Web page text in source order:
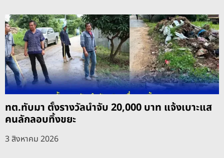
ทต.ทับมา ตั้งรางวัลนำจับ 20,000 บาท แจ้งเบาะแส
คนลักลอบทิ้งขยะ
3 สิงหาคม 2026